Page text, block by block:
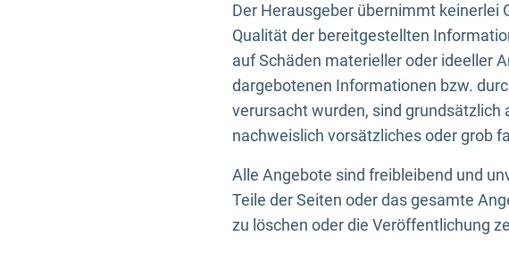
Der Herausgeber übernimmt keinerlei
Qualität der bereitgestellten
auf Schäden materieller oder ideeller
dargebotenen Informationen bzw.
verursacht wurden, sind grundsätzlich
nachweislich vorsätzliches oder grob
Alle Angebote sind freibleibend und
Teile der Seiten oder das gesamte
zu löschen oder die Veröffentlichung